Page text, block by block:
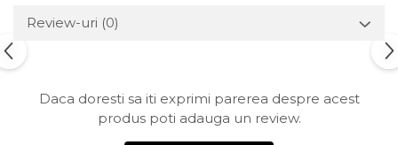
Review-uri (0)
Daca doresti sa iti exprimi parerea despre acest
produs poti adauga un review.